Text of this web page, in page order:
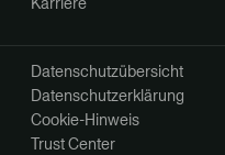
Datenschutzübersicht
Datenschutzerklärung
Cookie-Hinweis
Trust Center